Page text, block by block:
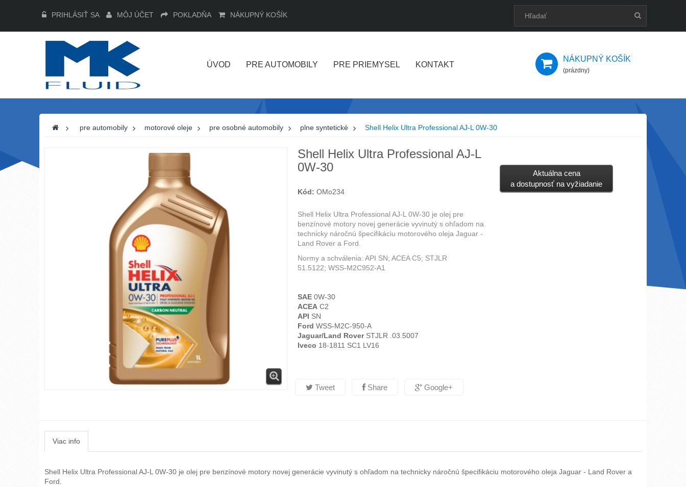
PRIHLÁSIŤ SA MÔJ ÚČET POKLADŇA NÁKUPNÝ KOŠÍK
ÚVOD PRE AUTOMOBILY PRE PRIEMYSEL KONTAKT
NÁKUPNÝ KOŠÍK
(prázdny)
> pre automobily > motorové oleje > pre osobné automobily > plne syntetické > Shell Helix Ultra Professional AJ-L 0W-30
Shell Helix Ultra Professional AJ-L
0W-30
Kód: OMo234
Shell Helix Ultra Professional AJ-L 0W-30 je olej pre
benzínové motory novej generácie vyvinutý s ohľadom na
technicky náročnú špecifikáciu motorového oleja Jaguar -
Land Rover a Ford.
Normy a schválenia: API SN; ACEA C5; STJLR
51.5122; WSS-M2C952-A1
SAE0W-30
ACEAC2
API SN
Ford WSS-M2C-950-A
Jaguar/Land RoverSTJLR .03.5007
Iveco 18-1811 SC1 LV16
Tweet Share Google+
Aktuálna cena
a dostupnosť na vyžiadanie
Viac info
Shell Helix Ultra Professional AJ-L 0W-30 je olej pre benzínové motory novej generácie vyvinutý s ohľadom na technicky náročnú špecifikáciu motorového oleja Jaguar - Land Rover a
Ford.